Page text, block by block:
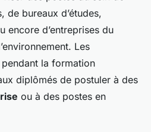
de bureaux d’études,
encore d’entreprises du
Les
la formation
diplômés de postuler à des
ou à des postes en